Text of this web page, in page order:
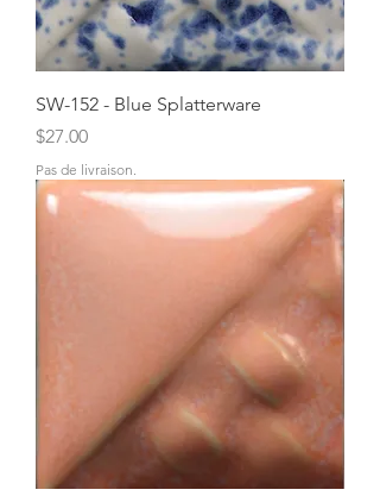
SW-152 - Blue Splatterware
Price
$27.00
Pas de livraison.